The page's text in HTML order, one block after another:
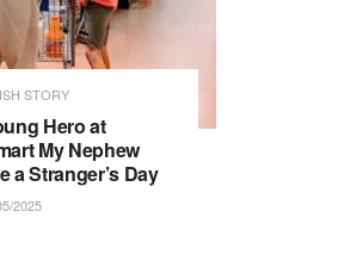
STORY
Hero at
My Nephew
a Stranger’s Day
2025